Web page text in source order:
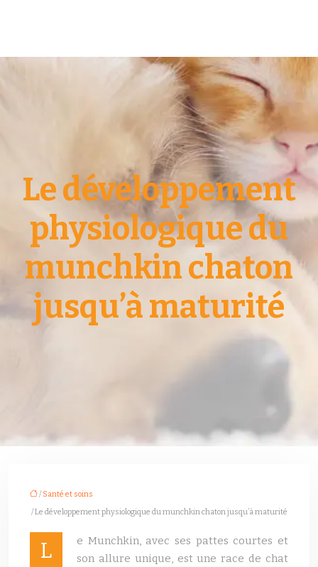
Le développement
physiologique du
munchkin chaton
jusqu’à maturité
/Santé et soins
/ Le développement physiologique du munchkin chaton jusqu’à maturité
L
e Munchkin, avec ses pattes courtes et
son allure unique, est une race de chat